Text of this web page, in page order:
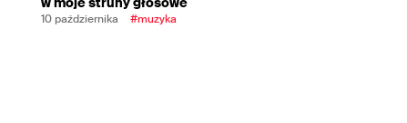
10 października #muzyka